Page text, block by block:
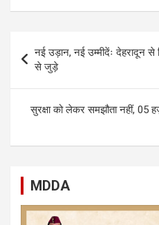
Post
navigation
नई उड़ान, नई उम्मीदेंः देहरादून से
से जुड़े
सुरक्षा को लेकर समझौता नहीं, 05
MDDA